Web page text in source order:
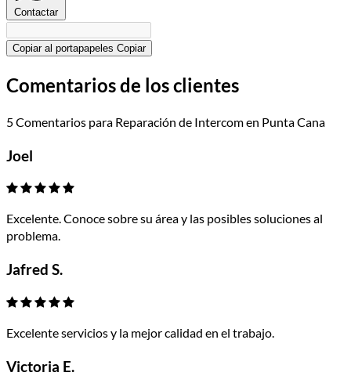
Contactar
Copiar al portapapeles Copiar
Comentarios de los clientes
5 Comentarios para Reparación de Intercom en Punta Cana
Joel
Excelente. Conoce sobre su área y las posibles soluciones al
problema.
Jafred S.
Excelente servicios y la mejor calidad en el trabajo.
Victoria E.